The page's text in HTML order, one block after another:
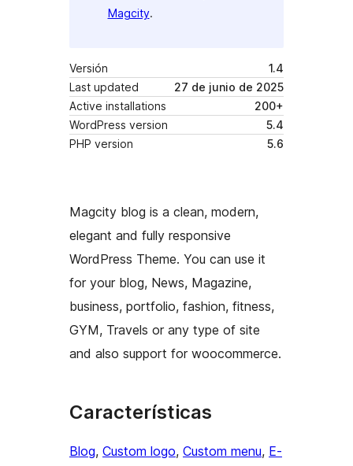
Magcity.
Versión
1.4
Last updated
27 de junio de 2025
Active installations
200+
WordPress version
5.4
PHP version
5.6
Magcity blog is a clean, modern,
elegant and fully responsive
WordPress Theme. You can use it
for your blog, News, Magazine,
business, portfolio, fashion, fitness,
GYM, Travels or any type of site
and also support for woocommerce.
Características
Blog, Custom logo, Custom menu, E-